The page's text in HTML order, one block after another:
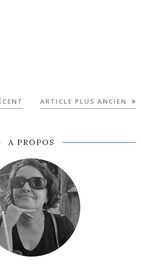
ARTICLE PLUS ANCIEN
A PROPOS